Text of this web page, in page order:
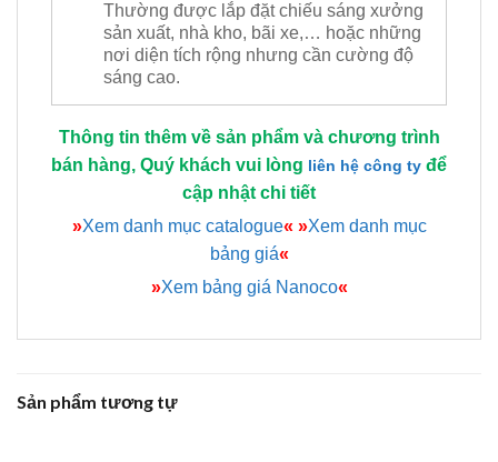
Thường được lắp đặt chiếu sáng xưởng
sản xuất, nhà kho, bãi xe,… hoặc những
nơi diện tích rộng nhưng cần cường độ
sáng cao.
Thông tin thêm về sản phẩm và chương trình
bán hàng, Quý khách vui lòng liên hệ công ty để
cập nhật chi tiết
»Xem danh mục catalogue« »Xem danh mục
bảng giá«
»Xem bảng giá Nanoco«
Sản phẩm tương tự